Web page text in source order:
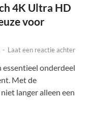
4K Ultra HD
voor
- Laat een reactie achter
essentieel onderdeel
Met de
langer alleen een